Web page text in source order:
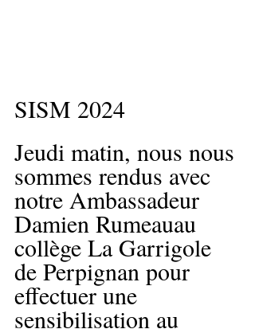
SISM 2024
Jeudi matin, nous nous
sommes rendus avec
notre Ambassadeur
Damien Rumeauau
collège La Garrigole
de Perpignan pour
effectuer une
sensibilisation au